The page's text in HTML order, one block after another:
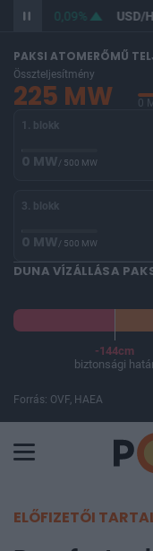
365,73 0,09% USD/
PAKSI ATOMERŐMŰ
Összteljesítmény
225 MW 0
1. blokk
0 MW/ 500 MW
3. blokk
0 MW/ 500 MW
DUNA VÍZÁLLÁSA
-144cm
biztonsági
Forrás: OVF, HAEA
ELŐFIZETŐI